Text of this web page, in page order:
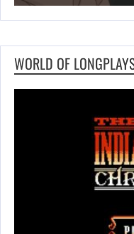
WORLD OF